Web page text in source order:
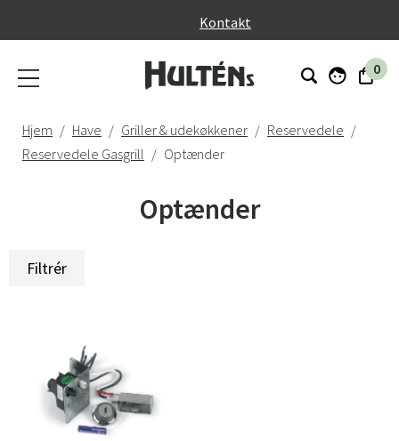
Kontakt
0
Hjem Have Griller & udekøkkener
Reservedele
Reservedele Gasgrill
Optænder
Optænder
Filtrér